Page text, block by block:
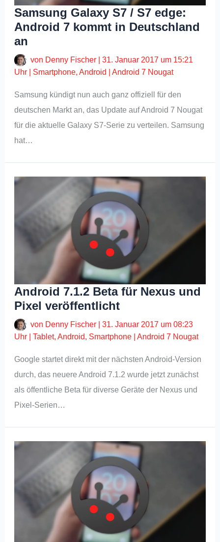
Samsung Galaxy S7 / S7 edge:
Android 7 kommt in Deutschland
an
von Denny Fischer |31. Januar 2017 um 15:21
Uhr
Smartphone,Android |Android 7 Nougat
Samsung kündigt nun auch ganz offiziell für den
deutschen Markt an, das Update auf Android 7 Nougat
für die aktuelle Galaxy S7-Serie zu verteilen. Samsung
hat…
Android 7.1.2 Beta für Nexus und
Pixel veröffentlicht
von Denny Fischer |31. Januar 2017 um 08:23
Uhr |Tablet,Android, Smartphone |Android 7 Nougat
Google startet direkt mit der nächsten Android-Version
durch, das neuere Android 7.1.2 wurde jetzt zunächst
als öffentliche Beta für diverse Geräte der Nexus und
Pixel-Serien…